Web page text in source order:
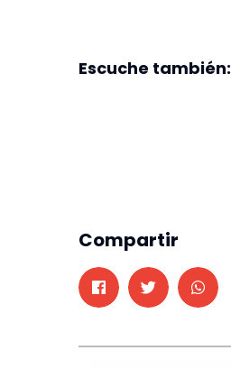
Escuche también:
Compartir